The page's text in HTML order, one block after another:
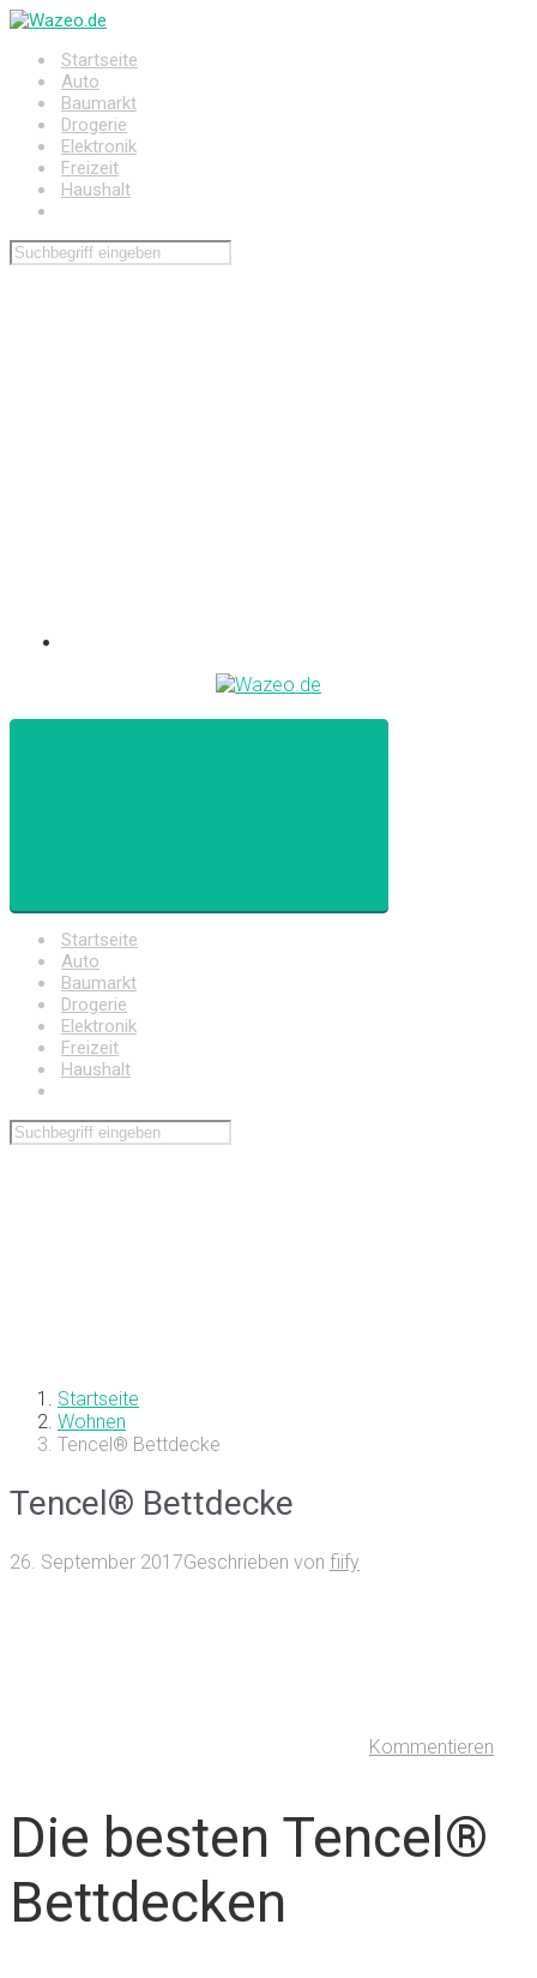
Zum
springenStartseite
Auto
Baumarkt
Drogerie
Elektronik
Freizeit
Haushalt
Startseite
Auto
Baumarkt
Drogerie
Elektronik
Freizeit
Haushalt
Startseite
Wohnen
Tencel® Bettdecke
Tencel® Bettdecke
26. September 2017Geschrieben von fiify
Kommentieren
Die besten Tencel®
Bettdecken